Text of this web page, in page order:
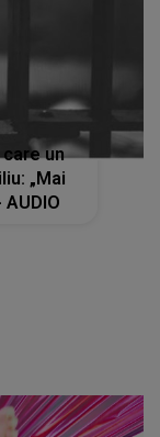
un
„Mai